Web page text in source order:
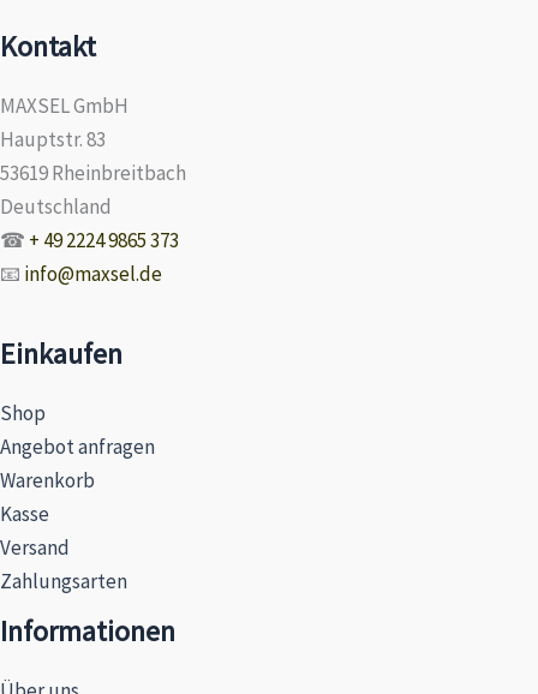
Kontakt
MAXSEL GmbH
Hauptstr. 83
53619 Rheinbreitbach
Deutschland
☎ + 49 2224 9865 373
📧 info@maxsel.de
Einkaufen
Shop
Angebot anfragen
Warenkorb
Kasse
Versand
Zahlungsarten
Informationen